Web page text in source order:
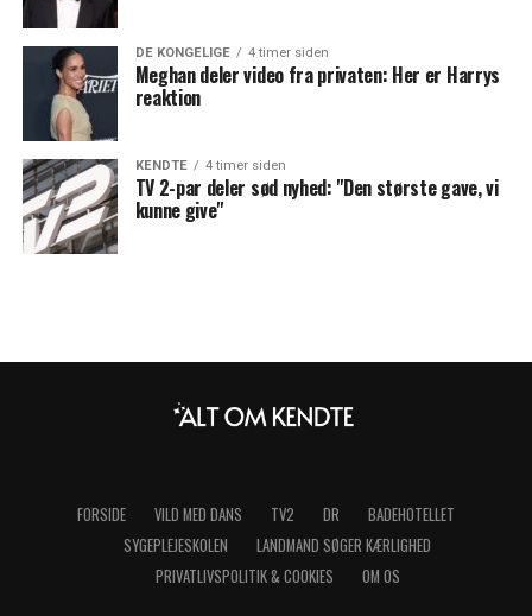
DE KONGELIGE 4 timer siden
Meghan deler video fra privaten: Her er Harrys
reaktion
KENDTE 4 timer siden
TV 2-par deler sød nyhed: "Den største gave, vi
kunne give"
FORSIDE VILD MED DANS TV2 DR
BADEHOTELLET
SYGEPLEJESKOLEN
LANDMAND SØGER KÆRLIGHED
PRIVATLIVSPOLITIK & COOKIES
OM OS